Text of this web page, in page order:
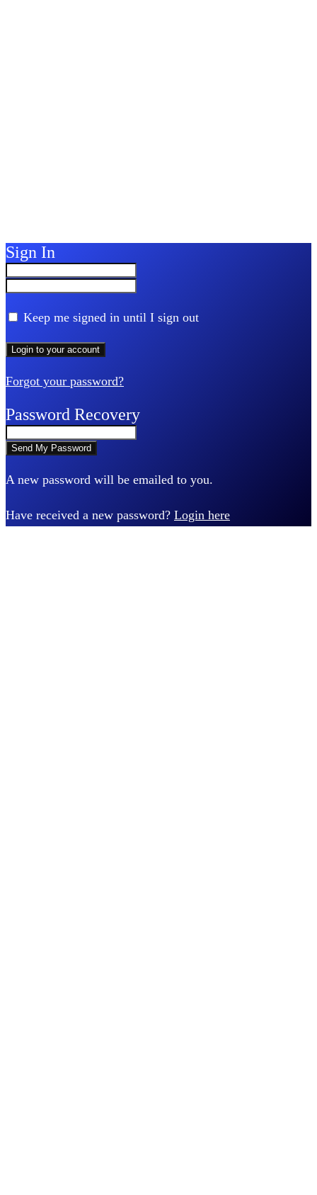
Sign In
Keep me signed in until I sign out
Forgot your password?
Password Recovery
A new password will be emailed to you.
Have received a new password? Login here